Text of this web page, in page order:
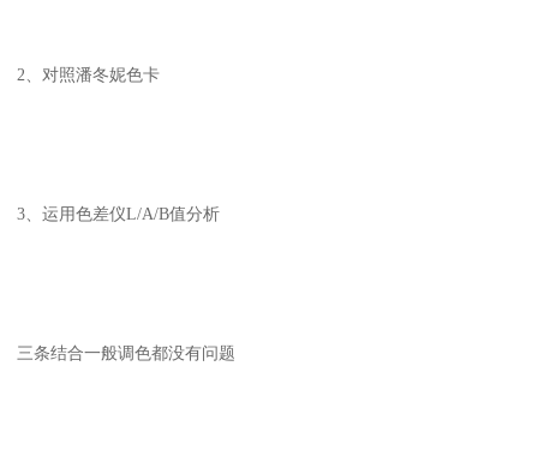
2、对照潘冬妮色卡
3、运用色差仪L/A/B值分析
三条结合一般调色都没有问题